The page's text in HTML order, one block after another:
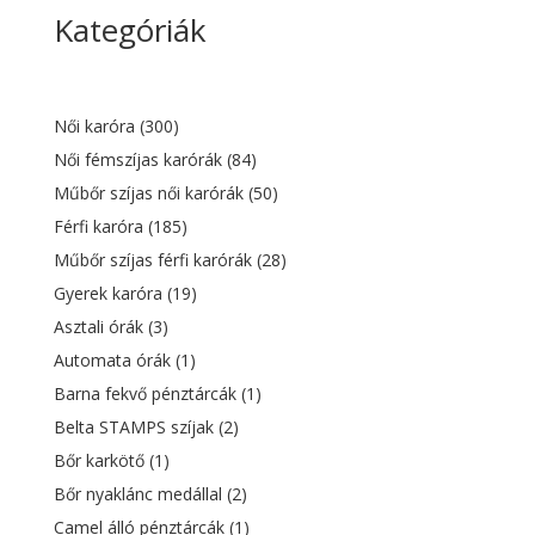
was:
Kategóriák
Női karóra (300)
Női fémszíjas karórák (84)
Műbőr szíjas női karórák (50)
Férfi karóra (185)
Műbőr szíjas férfi karórák (28)
Gyerek karóra (19)
Asztali órák (3)
Automata órák (1)
Barna fekvő pénztárcák (1)
Belta STAMPS szíjak (2)
Bőr karkötő (1)
Bőr nyaklánc medállal (2)
Camel álló pénztárcák (1)